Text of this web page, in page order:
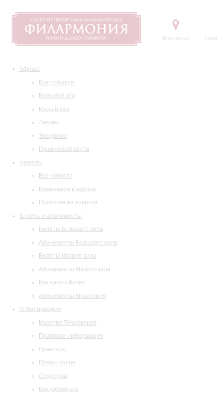
Контакты
Афиша
Все события
Большой зал
Малый зал
Лекции
Экскурсии
Пушкинская карта
Новости
Все новости
Изменения в афише
Подписка на новости
Билеты и абонементы
Билеты Большого зала
Абонементы Большого зала
Билеты Малого зала
Абонементы Малого зала
Как купить билет
Абонементы Музитория
О филармонии
Маэстро Темирканов
Правовая информация
Оркестры
Планы залов
Структура
Как добраться